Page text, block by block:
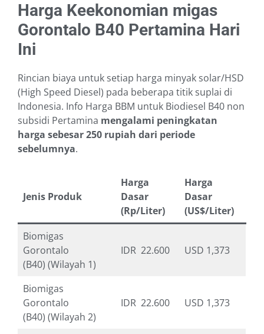
Harga Keekonomian migas
Gorontalo B40 Pertamina Hari
Ini
Rincian biaya untuk setiap harga minyak solar/HSD
(High Speed Diesel) pada beberapa titik suplai di
Indonesia. Info Harga BBM untuk Biodiesel B40 non
subsidi Pertamina mengalami peningkatan
harga sebesar 250 rupiah dari periode
sebelumnya.
Jenis Produk
Harga
Dasar
(Rp/Liter)
Harga
Dasar
(US$/Liter)
Biomigas
Gorontalo
(B40) (Wilayah 1)
IDR 22.600 USD 1,373
Biomigas
Gorontalo
(B40) (Wilayah 2)
IDR 22.600 USD 1,373